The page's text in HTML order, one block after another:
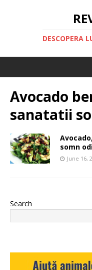
DESCOPERA
Avocado
sanatatii
somn
June 16,
Search